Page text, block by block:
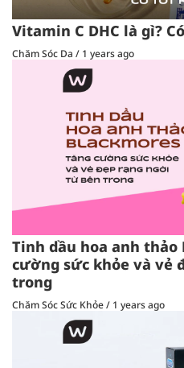
Vitamin C DHC là gì?
Chăm Sóc Da / 1 years ago
Tinh dầu hoa anh thảo
cường sức khỏe và vẻ
trong
Chăm Sóc Sức Khỏe/ 1 years ago